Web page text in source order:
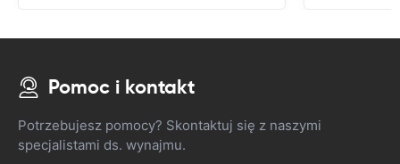
Pomoc i kontakt
Potrzebujesz pomocy? Skontaktuj się z naszymi
specjalistami ds. wynajmu.